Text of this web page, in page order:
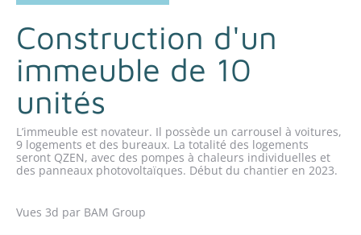
Construction d'un
immeuble de 10
unités
L’immeuble est novateur. Il possède un carrousel à voitures,
9 logements et des bureaux. La totalité des logements
seront QZEN, avec des pompes à chaleurs individuelles et
des panneaux photovoltaïques. Début du chantier en 2023.
Vues 3d par BAM Group